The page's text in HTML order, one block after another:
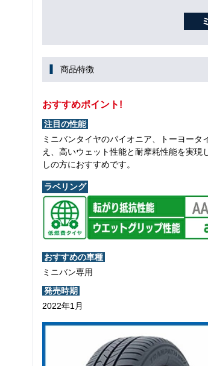
商品特徴
おすすめポイント!
注目の性能
ミニバンタイヤのパイオニア、トーヨー
え、高いウェット性能と耐摩耗性能を実
しの方におすすめです。
ラベリング
おすすめの車種
ミニバン専用
発売時期
2022年1月